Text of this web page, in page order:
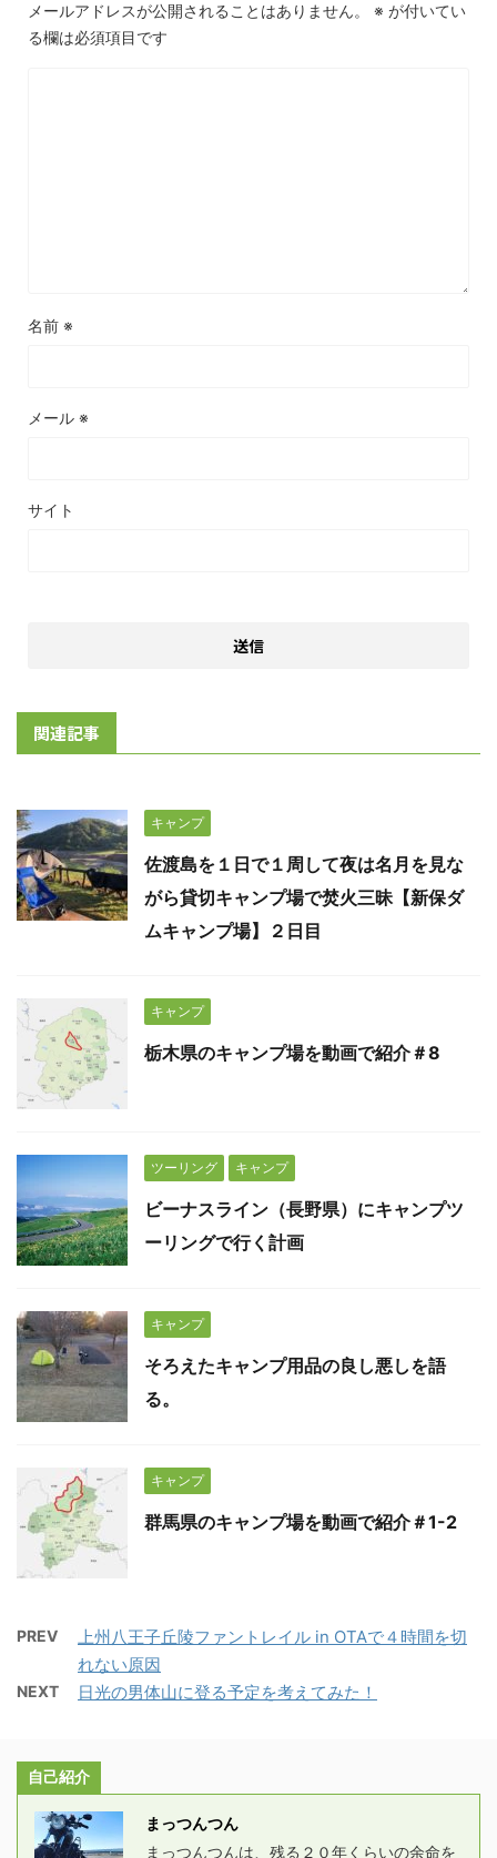
メールアドレスが公開されることはありません。 ※ が付いてい
る欄は必須項目です
名前 ※
メール ※
サイト
関連記事
キャンプ
佐渡島を１日で１周して夜は名月を見な
がら貸切キャンプ場で焚火三昧【新保ダ
ムキャンプ場】２日目
キャンプ
栃木県のキャンプ場を動画で紹介＃8
ツーリング キャンプ
ビーナスライン（長野県）にキャンプツ
ーリングで行く計画
キャンプ
そろえたキャンプ用品の良し悪しを語
る。
キャンプ
群馬県のキャンプ場を動画で紹介＃1-2
PREV
上州八王子丘陵ファントレイル in OTAで４時間を切
れない原因
NEXT 日光の男体山に登る予定を考えてみた！
自己紹介
まっつんつん
まっつんつんは、残る２０年くらいの余命を